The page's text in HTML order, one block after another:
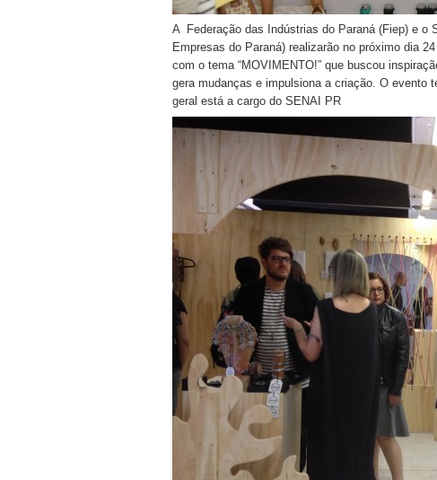
A Federação das Indústrias do Paraná (Fiep) e o
Empresas do Paraná) realizarão no próximo dia
com o tema “MOVIMENTO!” que buscou
gera mudanças e impulsiona a criação. O evento
geral está a cargo do SENAI PR